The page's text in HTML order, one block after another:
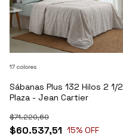
Sábanas Plus 132 Hilos 2 1/2
Plaza - Jean Cartier
$60.537,51
$71.220,60
15% OFF
17 colores